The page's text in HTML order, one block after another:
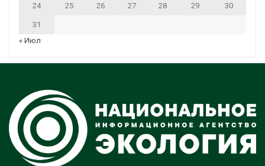
24 25 26 27 28 29 30
31
« Июл